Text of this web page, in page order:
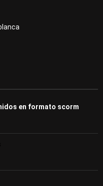
en formato scorm